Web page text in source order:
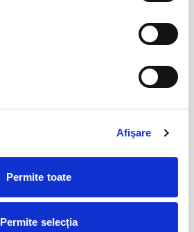
Afişare
Permite toate
Permite selecția
oct